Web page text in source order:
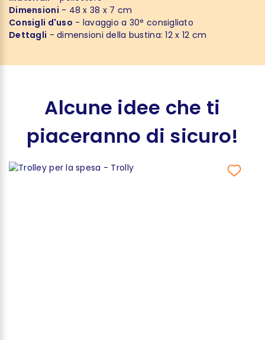
Dimensioni - 48 x 38 x 7 cm
Consigli d'uso - lavaggio a 30° consigliato
Dettagli - dimensioni della bustina: 12 x 12 cm
Alcune idee che ti
piaceranno di sicuro!